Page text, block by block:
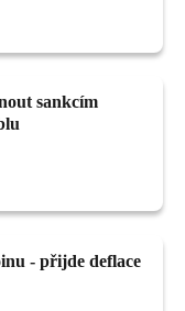
sankcím
- přijde deflace